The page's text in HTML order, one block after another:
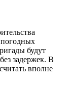
будут
задержек. В
вполне